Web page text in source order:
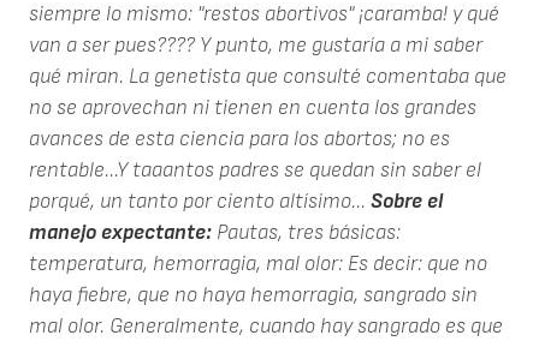
siempre lo mismo: "restos abortivos" ¡caramba! y qué
van a ser pues???? Y punto, me gustaría a mi saber
qué miran. La genetista que consulté comentaba que
no se aprovechan ni tienen en cuenta los grandes
avances de esta ciencia para los abortos; no es
rentable...Y taaantos padres se quedan sin saber el
porqué, un tanto por ciento altísimo... Sobre el
manejo expectante: Pautas, tres básicas:
temperatura, hemorragia, mal olor: Es decir: que no
haya fiebre, que no haya hemorragia, sangrado sin
mal olor. Generalmente, cuando hay sangrado es que